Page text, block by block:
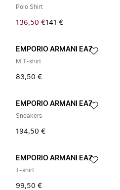
Polo Shirt
136,50 €141 €
EMPORIO ARMANI EA7
M T-shirt
83,50 €
EMPORIO ARMANI EA7
Sneakers
194,50 €
EMPORIO ARMANI EA7
T-shirt
99,50 €